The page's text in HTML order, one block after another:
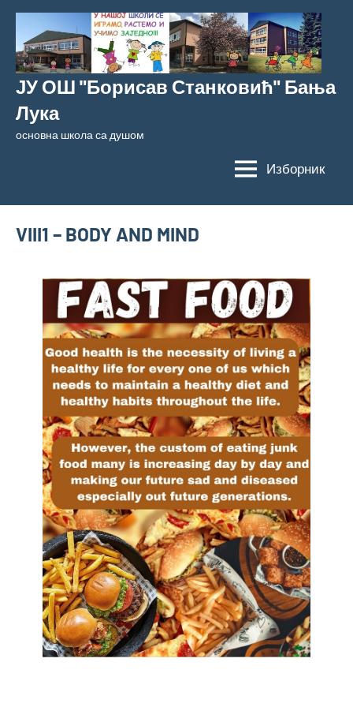
Скочи
садржај
ЈУ ОШ "Борисав Станковић" Бања
Лука
основна школа са душом
Изборник
VIII1 – BODY AND MIND